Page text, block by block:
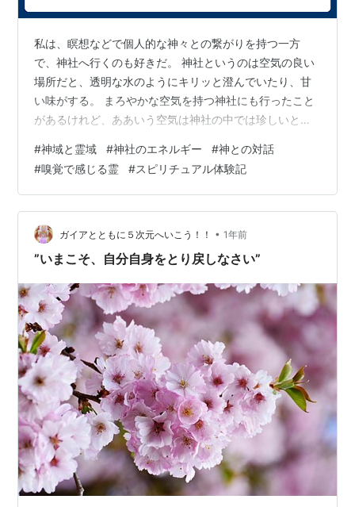
私は、瞑想などで個人的な神々との繋がりを持つ一方
で、神社へ行くのも好きだ。 神社というのは空気の良い
場所だと、透明な水のようにキリッと澄んでいたり、甘
い味がする。 まろやかな空気を持つ神社にも行ったこと
があるけれど、ああいう空気は神社の中では珍しいと思
ある神社の中で空気が良いと感じる神社は、以下。 伊勢
神宮 出雲大社 戸隠神社 寒川神社 籠神社 荒神山神社 これ
らの有名所だけでなく、小さな神社やマイナーな神社で
も、空気が良い場所はとても良いと思う。 とくにエネル
ギーにあふれている場所というのは、大量のプラーナが
あってキラキラと輝いて見えたりも…
#神域と霊域 #神社のエネルギー #神との対話
#嗅覚で感じる霊 #スピリチュアル体験記
ガイアとともに５次元へいこう！！ • 1年前
”いまこそ、自分自身をとり戻しなさい”